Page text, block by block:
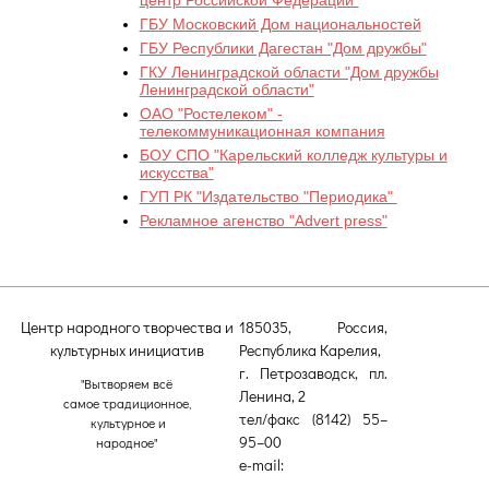
ГБУ Московский Дом национальностей
ГБУ Республики Дагестан "Дом дружбы"
ГКУ Ленинградской области "Дом дружбы
Ленинградской области"
ОАО "Ростелеком" -
телекоммуникационная компания
БОУ СПО "Карельский колледж культуры и
искусства"
ГУП РК "Издательство "Периодика"
Рекламное агенство "Advert press"
Центр народного творчества и
культурных инициатив
"Вытворяем всё
самое традиционное,
культурное и
народное"
185035, Россия,
Республика Карелия,
г. Петрозаводск, пл.
Ленина, 2
тел/факс (8142) 55–
95–00
e-mail: